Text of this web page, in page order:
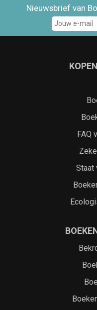
Nieuwsbrief van
FAQ
Staat